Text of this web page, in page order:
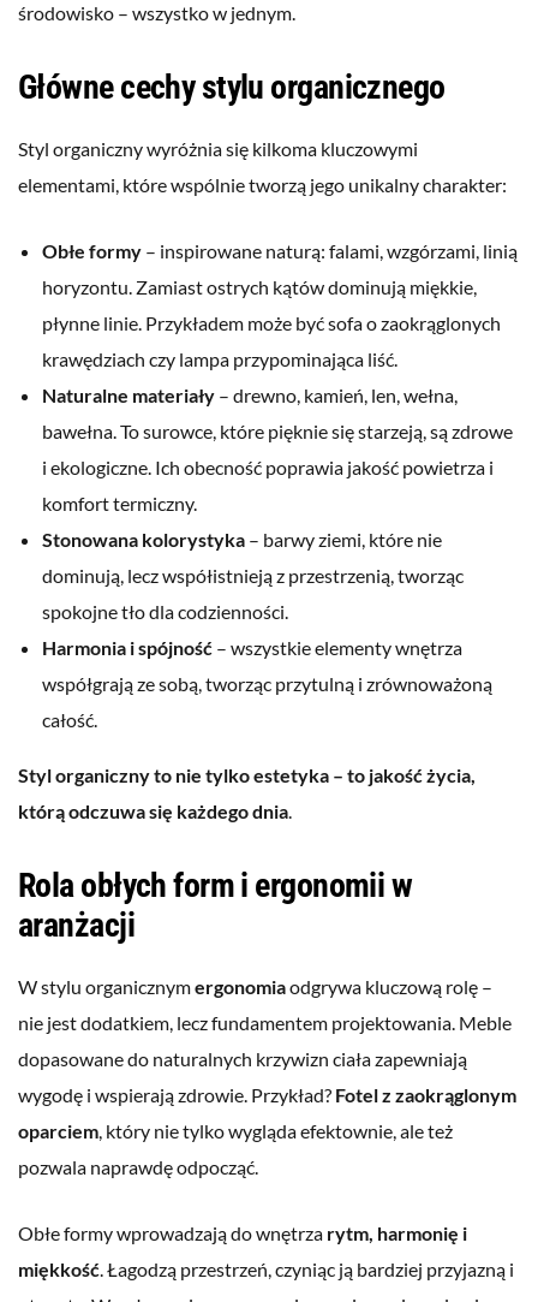
środowisko – wszystko w jednym.
Główne cechy stylu organicznego
Styl organiczny wyróżnia się kilkoma kluczowymi
elementami, które wspólnie tworzą jego unikalny charakter:
Obłe formy – inspirowane naturą: falami, wzgórzami, linią
horyzontu. Zamiast ostrych kątów dominują miękkie,
płynne linie. Przykładem może być sofa o zaokrąglonych
krawędziach czy lampa przypominająca liść.
Naturalne materiały – drewno, kamień, len, wełna,
bawełna. To surowce, które pięknie się starzeją, są zdrowe
i ekologiczne. Ich obecność poprawia jakość powietrza i
komfort termiczny.
Stonowana kolorystyka – barwy ziemi, które nie
dominują, lecz współistnieją z przestrzenią, tworząc
spokojne tło dla codzienności.
Harmonia i spójność – wszystkie elementy wnętrza
współgrają ze sobą, tworząc przytulną i zrównoważoną
całość.
Styl organiczny to nie tylko estetyka – to jakość życia,
którą odczuwa się każdego dnia.
Rola obłych form i ergonomii w
aranżacji
W stylu organicznymergonomiaodgrywa kluczową rolę –
nie jest dodatkiem, lecz fundamentem projektowania. Meble
dopasowane do naturalnych krzywizn ciała zapewniają
wygodę i wspierają zdrowie. Przykład? Fotel z zaokrąglonym
oparciem, który nie tylko wygląda efektownie, ale też
pozwala naprawdę odpocząć.
Obłe formy wprowadzają do wnętrza rytm, harmonię i
miękkość. Łagodzą przestrzeń, czyniąc ją bardziej przyjazną i